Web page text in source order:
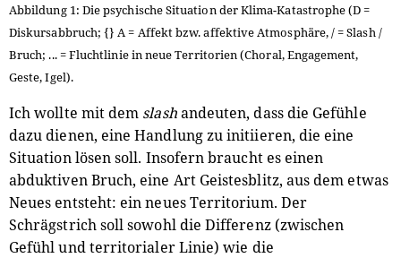
Abbildung 1: Die psychische Situation der Klima-Katastrophe (D =
Diskursabbruch; {} A = Affekt bzw. affektive Atmosphäre, / = Slash /
Bruch; ... = Fluchtlinie in neue Territorien (Choral, Engagement,
Geste, Igel).
Ich wollte mit dem slashandeuten, dass die Gefühle
dazu dienen, eine Handlung zu initiieren, die eine
Situation lösen soll. Insofern braucht es einen
abduktiven Bruch, eine Art Geistesblitz, aus dem etwas
Neues entsteht: ein neues Territorium. Der
Schrägstrich soll sowohl die Differenz (zwischen
Gefühl und territorialer Linie) wie die